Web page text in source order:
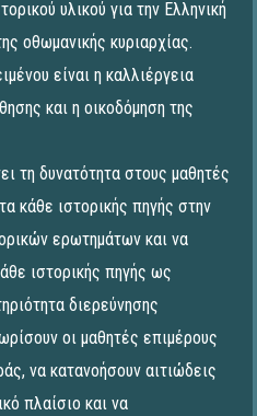
υλικού για την Ελληνική
οθωμανικής κυριαρχίας.
είναι η καλλιέργεια
και η οικοδόμηση της
τη δυνατότητα στους μαθητές
κάθε ιστορικής πηγής στην
ερωτημάτων και να
ιστορικής πηγής ως
διερεύνησης
οι μαθητές επιμέρους
να κατανοήσουν αιτιώδεις
πλαίσιο και να